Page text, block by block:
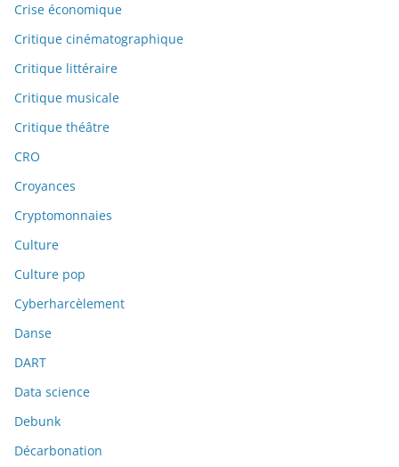
Crise économique
Critique cinématographique
Critique littéraire
Critique musicale
Critique théâtre
CRO
Croyances
Cryptomonnaies
Culture
Culture pop
Cyberharcèlement
Danse
DART
Data science
Debunk
Décarbonation